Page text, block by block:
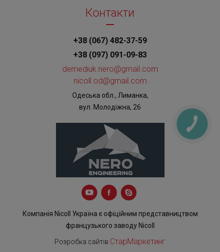
Контакти
+38 (067) 482-37-59
+38 (097) 091-09-83
demediuk.nero@gmail.com
nicoll.od@gmail.com
Одеська обл., Лиманка,
вул. Молодіжна, 26
Компанія Nicoll Україна є офіційним представництвом
французького заводу Nicoll
Розробка сайтів СтарМаркетинг
КНОПКА
ЗВ'ЯЗКУ